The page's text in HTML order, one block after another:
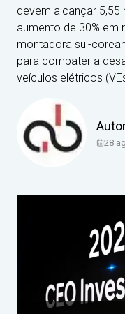
devem alcançar 5,55
aumento de 30% em
montadora sul-
para combater a
veículos elétricos
28